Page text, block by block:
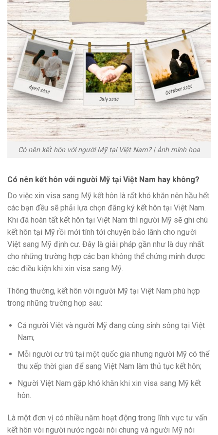
Có nên kết hôn với người Mỹ tại Việt Nam? | ảnh minh họa
Có nên kết hôn với người Mỹ tại Việt Nam hay không?
Do việc xin visa sang Mỹ kết hôn là rất khó khăn nên hầu hết
các bạn đều sẽ phải lựa chọn đăng ký kết hôn tại Việt Nam.
Khi đã hoàn tất kết hôn tại Việt Nam thì người Mỹ sẽ ghi chú
kết hôn tại Mỹ rồi mới tính tới chuyện bảo lãnh cho người
Việt sang Mỹ định cư. Đây là giải pháp gần như là duy nhất
cho những trường hợp các bạn không thể chứng minh được
các điều kiện khi xin visa sang Mỹ.
Thông thường, kết hôn với người Mỹ tại Việt Nam phù hợp
trong những trường hợp sau:
Cả người Việt và người Mỹ đang cùng sinh sông tại Việt
Nam;
Mỗi người cư trú tại một quốc gia nhưng người Mỹ có thể
thu xếp thời gian để sang Việt Nam làm thủ tục kết hôn;
Người Việt Nam gặp khó khăn khi xin visa sang Mỹ kết
hôn.
Là một đơn vị có nhiều năm hoạt động trong lĩnh vực tư vấn
kết hôn vói người nước ngoài nói chung và người Mỹ nói